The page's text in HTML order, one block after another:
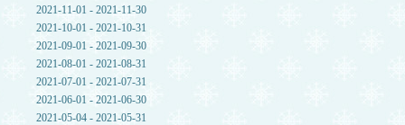
2021-11-01 - 2021-11-30
2021-10-01 - 2021-10-31
2021-09-01 - 2021-09-30
2021-08-01 - 2021-08-31
2021-07-01 - 2021-07-31
2021-06-01 - 2021-06-30
2021-05-04 - 2021-05-31